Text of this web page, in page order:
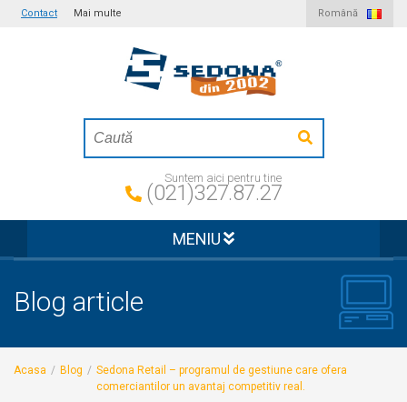
Contact Mai multe Română
Suntem aici pentru tine
(021)327.87.27
MENIU
Blog article
Acasa / Blog / Sedona Retail – programul de gestiune care ofera
comerciantilor un avantaj competitiv real.